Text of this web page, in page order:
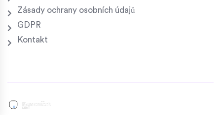
Zásady ochrany osobních údajů
GDPR
Kontakt